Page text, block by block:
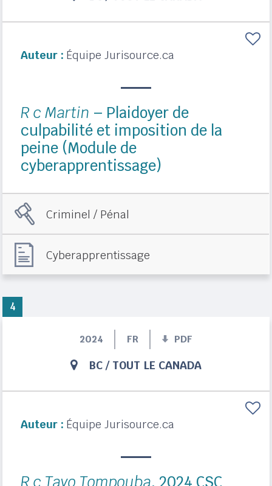
Auteur : Équipe Jurisource.ca
R c Martin – Plaidoyer de
culpabilité et imposition de la
peine (Module de
cyberapprentissage)
Criminel / Pénal
Cyberapprentissage
2024 FR PDF
BC / TOUT LE CANADA
Auteur : Équipe Jurisource.ca
R c Tayo Tompouba, 2024 CSC
4